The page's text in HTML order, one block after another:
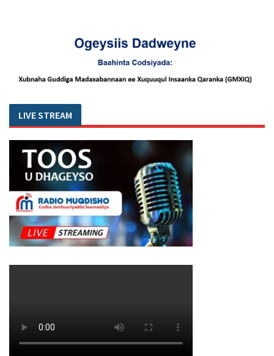
LIVE STREAM